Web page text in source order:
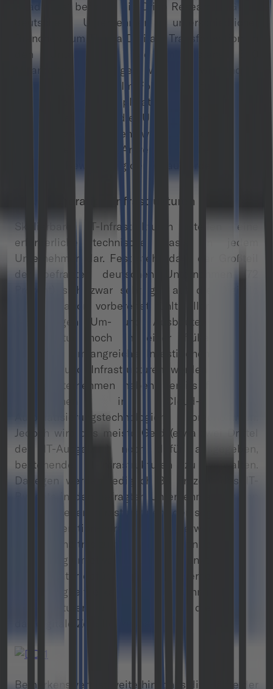
Readiness“ befragte die Crisp Research AG 100
deutsche Unternehmen unterschiedlicher
Branchen zum Thema Digitale Transformation. In
den Unternehmen, die mindestens 500
Mitarbeiter beschäftigen, wurden vorwiegend IT-
Entscheider befragt. Im Fokus der Studie stand
die Frage nach Implikationen der Digitalen
Transformation auf die Unternehmensstrategie
und -prozesse. Einen weiteren Schwerpunkt
bildete die Sicht der Anwender auf die Rolle der
IT bei der Bewältigung der Herausforderung.
Next-Generation-Infrastrukturen
Skalierbare IT-Infrastrukturen stellen eine
erforderliche technische Basis in jedem
Unternehmen dar. Fest steht, dass der Großteil
der befragten deutschen Unternehmen (72
Prozent) sich zwar sehr gut auf die Digitale
Transformation vorbereitet fühlt, allerdings die
notwendigen Um- und Ausbauten der IT-
Infrastruktur noch in einer frühen Phase
befinden. Umfangreiche Investitionen in neue
Systeme und Infrastrukturen werden benötigt.
Viele Unternehmen haben bereits früh erste
Investitionen in Cloud- und
Automatisierungstechnologien vorgenommen.
Jedoch wird das meiste Geld (etwa zwei Drittel
der IT-Ausgaben) noch dafür ausgegeben,
bestehende IT-Infrastrukturen zu verwalten.
Dagegen werden lediglich 33 Prozent des IT-
Budgets in den befragten Unternehmen für den
Ausbau neuer Infrastrukturen, der sogenannten
Next-Generation-Infrastrukturen, verwendet. Dies
ist im Verhältnis zu den vergangenen Jahren eine
Steigerung um etwa zehn Prozentpunkte. Dies ist
ein Indikator dafür, dass viele Unternehmen die
Notwendigkeit erkannt haben, mehr in ihre IT-
Infrastrukturen zu investieren, um diese fit für
das digitale Zeitalter zu machen.
Bemerkenswert ist weiterhin, dass die Hälfte der